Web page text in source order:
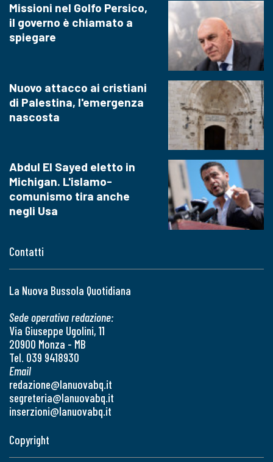
Contatti
La Nuova Bussola Quotidiana
Sede operativa redazione:
Via Giuseppe Ugolini, 11
20900 Monza - MB
Tel. 039 9418930
Email
redazione@lanuovabq.it
segreteria@lanuovabq.it
inserzioni@lanuovabq.it
Missioni nel Golfo Persico,
il governo è chiamato a
spiegare
Nuovo attacco ai cristiani
di Palestina, l'emergenza
nascosta
Abdul El Sayed eletto in
Michigan. L'islamo-
comunismo tira anche
negli Usa
Copyright